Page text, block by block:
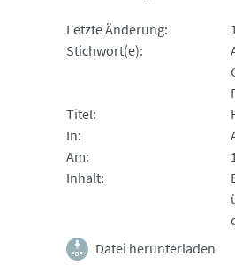
Letzte Änderung
Stichwort(e)
Titel
In
Am
Inhalt
Datei herunterladen